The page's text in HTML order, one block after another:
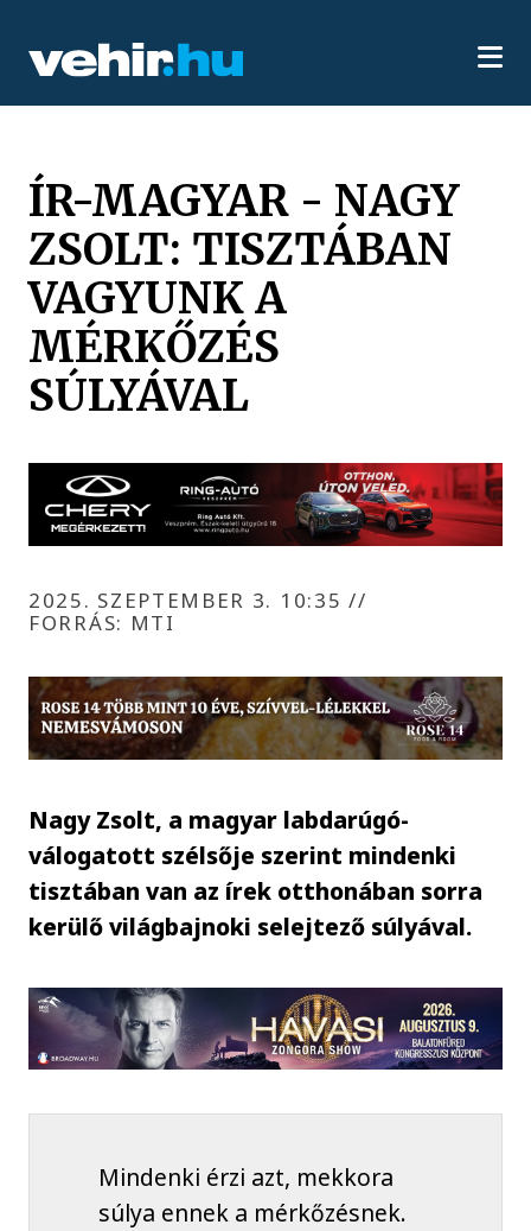
ÍR-MAGYAR - NAGY
ZSOLT: TISZTÁBAN
VAGYUNK A
MÉRKŐZÉS
SÚLYÁVAL
2025. SZEPTEMBER 3. 10:35//
FORRÁS: MTI
Nagy Zsolt, a magyar labdarúgó-
válogatott szélsője szerint mindenki
tisztában van az írek otthonában sorra
kerülő világbajnoki selejtező súlyával.
Mindenki érzi azt, mekkora
súlya ennek a mérkőzésnek.